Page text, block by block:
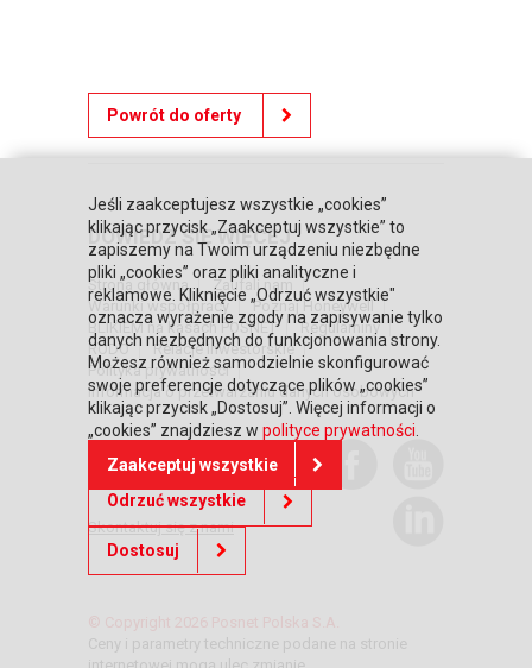
Powrót do oferty
DOWIEDZ SIĘ WIĘCEJ
Strona główna
Zaufali nam
Warunki współpracy
Poznaj Honeywell
BLIKIEM na kasach POSNET
Regulaminy
RODO
Relacje inwestorskie
Polityka prywatności
Informacja o przetwarzaniu danych osobowych
POMOCY?
Skontaktuj się z nami
Ceny i parametry techniczne podane na stronie
Jeśli zaakceptujesz wszystkie „cookies”
klikając przycisk „Zaakceptuj wszystkie” to
zapiszemy na Twoim urządzeniu niezbędne
pliki „cookies” oraz pliki analityczne i
reklamowe. Kliknięcie „Odrzuć wszystkie"
oznacza wyrażenie zgody na zapisywanie tylko
danych niezbędnych do funkcjonowania strony.
Możesz również samodzielnie skonfigurować
swoje preferencje dotyczące plików „cookies”
klikając przycisk „Dostosuj”. Więcej informacji o
„cookies” znajdziesz w polityce prywatności
Zaakceptuj wszystkie
Odrzuć wszystkie
Dostosuj